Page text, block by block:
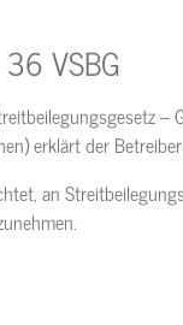
VSBG
–
erklärt der
an